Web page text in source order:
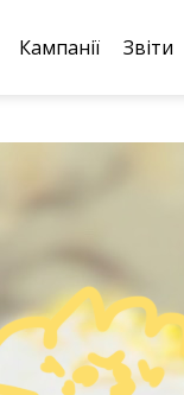
Кампанії Звіти